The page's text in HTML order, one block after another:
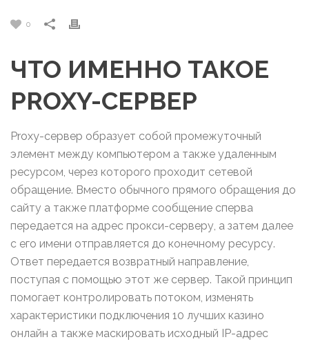
0
ЧТО ИМЕННО ТАКОЕ
PROXY-СЕРВЕР
Proxy-сервер образует собой промежуточный
элемент между компьютером а также удаленным
ресурсом, через которого проходит сетевой
обращение. Вместо обычного прямого обращения до
сайту а также платформе сообщение сперва
передается на адрес прокси-серверу, а затем далее
с его имени отправляется до конечному ресурсу.
Ответ передается возвратный направление,
поступая с помощью этот же сервер. Такой принцип
помогает контролировать потоком, изменять
характеристики подключения 10 лучших казино
онлайн а также маскировать исходный IP-адрес